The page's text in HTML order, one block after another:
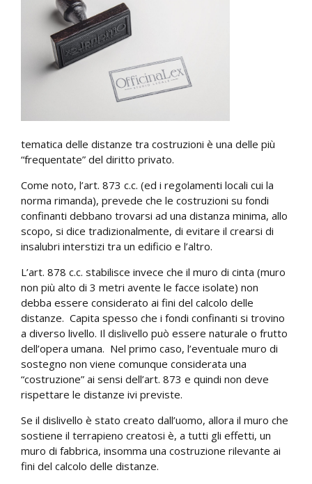
tematica delle distanze tra costruzioni è una delle più
“frequentate” del diritto privato.
Come noto, l’art. 873 c.c. (ed i regolamenti locali cui la
norma rimanda), prevede che le costruzioni su fondi
confinanti debbano trovarsi ad una distanza minima, allo
scopo, si dice tradizionalmente, di evitare il crearsi di
insalubri interstizi tra un edificio e l’altro.
L’art. 878 c.c. stabilisce invece che il muro di cinta (muro
non più alto di 3 metri avente le facce isolate) non
debba essere considerato ai fini del calcolo delle
distanze. Capita spesso che i fondi confinanti si trovino
a diverso livello. Il dislivello può essere naturale o frutto
dell’opera umana. Nel primo caso, l’eventuale muro di
sostegno non viene comunque considerata una
“costruzione” ai sensi dell’art. 873 e quindi non deve
rispettare le distanze ivi previste.
Se il dislivello è stato creato dall’uomo, allora il muro che
sostiene il terrapieno creatosi è, a tutti gli effetti, un
muro di fabbrica, insomma una costruzione rilevante ai
fini del calcolo delle distanze.